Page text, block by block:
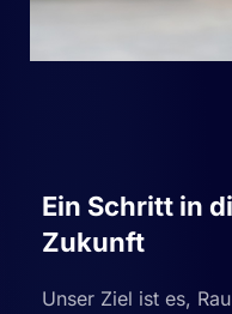
Ein Schritt in
Zukunft
Unser Ziel ist es,